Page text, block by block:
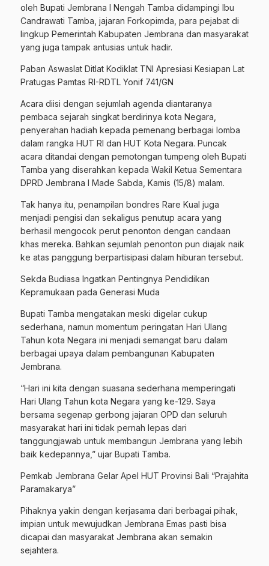
oleh Bupati Jembrana I Nengah Tamba didampingi Ibu
Candrawati Tamba, jajaran Forkopimda, para pejabat di
lingkup Pemerintah Kabupaten Jembrana dan masyarakat
yang juga tampak antusias untuk hadir.
Paban Aswaslat Ditlat Kodiklat TNI Apresiasi Kesiapan Lat
Pratugas Pamtas RI-RDTL Yonif 741/GN
Acara diisi dengan sejumlah agenda diantaranya
pembaca sejarah singkat berdirinya kota Negara,
penyerahan hadiah kepada pemenang berbagai lomba
dalam rangka HUT RI dan HUT Kota Negara. Puncak
acara ditandai dengan pemotongan tumpeng oleh Bupati
Tamba yang diserahkan kepada Wakil Ketua Sementara
DPRD Jembrana I Made Sabda, Kamis (15/8) malam.
Tak hanya itu, penampilan bondres Rare Kual juga
menjadi pengisi dan sekaligus penutup acara yang
berhasil mengocok perut penonton dengan candaan
khas mereka. Bahkan sejumlah penonton pun diajak naik
ke atas panggung berpartisipasi dalam hiburan tersebut.
Sekda Budiasa Ingatkan Pentingnya Pendidikan
Kepramukaan pada Generasi Muda
Bupati Tamba mengatakan meski digelar cukup
sederhana, namun momentum peringatan Hari Ulang
Tahun kota Negara ini menjadi semangat baru dalam
berbagai upaya dalam pembangunan Kabupaten
Jembrana.
“Hari ini kita dengan suasana sederhana memperingati
Hari Ulang Tahun kota Negara yang ke-129. Saya
bersama segenap gerbong jajaran OPD dan seluruh
masyarakat hari ini tidak pernah lepas dari
tanggungjawab untuk membangun Jembrana yang lebih
baik kedepannya,” ujar Bupati Tamba.
Pemkab Jembrana Gelar Apel HUT Provinsi Bali “Prajahita
Paramakarya”
Pihaknya yakin dengan kerjasama dari berbagai pihak,
impian untuk mewujudkan Jembrana Emas pasti bisa
dicapai dan masyarakat Jembrana akan semakin
sejahtera.